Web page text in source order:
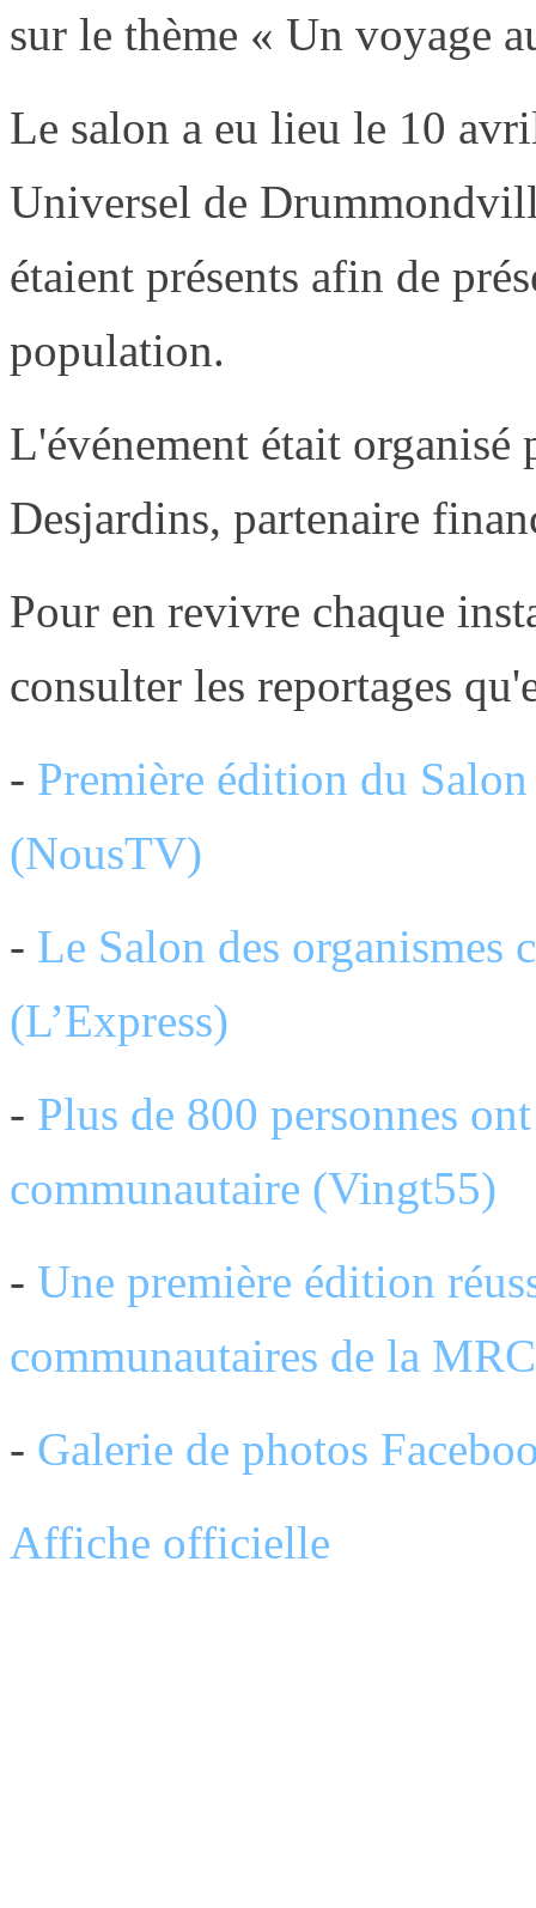
sur le thème « Un voyage
Le salon a eu lieu le 10
Universel de
étaient présents afin de
population.
L'événement était
Desjardins, partenaire
Pour en revivre chaque
consulter les reportages
- Première édition du
(NousTV)
- Le Salon des organismes
(L’Express)
- Plus de 800 personnes
communautaire (Vingt55)
- Une première édition
communautaires de la
- Galerie de photos
Affiche officielle